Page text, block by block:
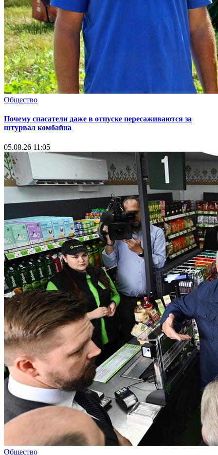
Общество
Почему спасатели даже в отпуске пересаживаются за
штурвал комбайна
05.08.26 11:05
Общество